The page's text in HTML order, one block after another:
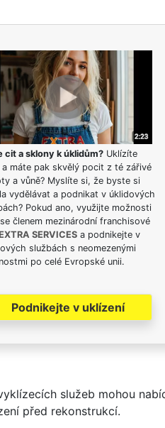
cit a sklony k úklidům?Uklízíte
a máte pak skvělý pocit z té zářivé
a vůně? Myslíte si, že byste si
vydělávat a podnikat v úklidových
Pokud ano, využijte možnosti
členem mezinárodní franchisové
EXTRA SERVICESa podnikejte v
službách s neomezenými
po celé Evropské unii.
Podnikejte v uklízení
služeb mohou
před rekonstrukcí.